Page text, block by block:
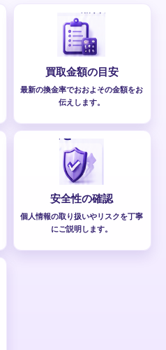
買取金額の目安
最新の換金率でおおよその金額をお
伝えします。
安全性の確認
個人情報の取り扱いやリスクを丁寧
にご説明します。